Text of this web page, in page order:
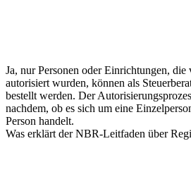
Ja, nur Personen oder Einrichtungen,
autorisiert wurden, können als
bestellt werden. Der
nachdem, ob es sich um eine
Person handelt.
Was erklärt der NBR-Leitfaden über